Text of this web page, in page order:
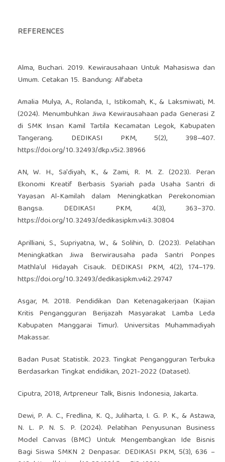
REFERENCES
Alma, Buchari. 2019. Kewirausahaan Untuk Mahasiswa dan
Umum. Cetakan 15. Bandung: Alfabeta
Amalia Mulya, A., Rolanda, I., Istikomah, K., & Laksmiwati, M.
(2024). Menumbuhkan Jiwa Kewirausahaan pada Generasi Z
di SMK Insan Kamil Tartila Kecamatan Legok, Kabupaten
Tangerang. DEDIKASI PKM, 5(2), 398–407.
https://doi.org/10.32493/dkp.v5i2.38966
AN, W. H., Sa'diyah, K., & Zami, R. M. Z. (2023). Peran
Ekonomi Kreatif Berbasis Syariah pada Usaha Santri di
Yayasan Al-Kamilah dalam Meningkatkan Perekonomian
Bangsa. DEDIKASI PKM, 4(3), 363–370.
https://doi.org/10.32493/dedikasipkm.v4i3.30804
Aprilliani, S., Supriyatna, W., & Solihin, D. (2023). Pelatihan
Meningkatkan Jiwa Berwirausaha pada Santri Ponpes
Mathla’ul Hidayah Cisauk. DEDIKASI PKM, 4(2), 174–179.
https://doi.org/10.32493/dedikasipkm.v4i2.29747
Asgar, M. 2018. Pendidikan Dan Ketenagakerjaan (Kajian
Kritis Pengangguran Berijazah Masyarakat Lamba Leda
Kabupaten Manggarai Timur). Universitas Muhammadiyah
Makassar.
Badan Pusat Statistik. 2023. Tingkat Pengangguran Terbuka
Berdasarkan Tingkat endidikan, 2021-2022 (Dataset).
Ciputra, 2018, Artpreneur Talk, Bisnis Indonesia, Jakarta.
Dewi, P. A. C., Fredlina, K. Q., Juliharta, I. G. P. K., & Astawa,
N. L. P. N. S. P. (2024). Pelatihan Penyusunan Business
Model Canvas (BMC) Untuk Mengembangkan Ide Bisnis
Bagi Siswa SMKN 2 Denpasar. DEDIKASI PKM, 5(3), 636 –